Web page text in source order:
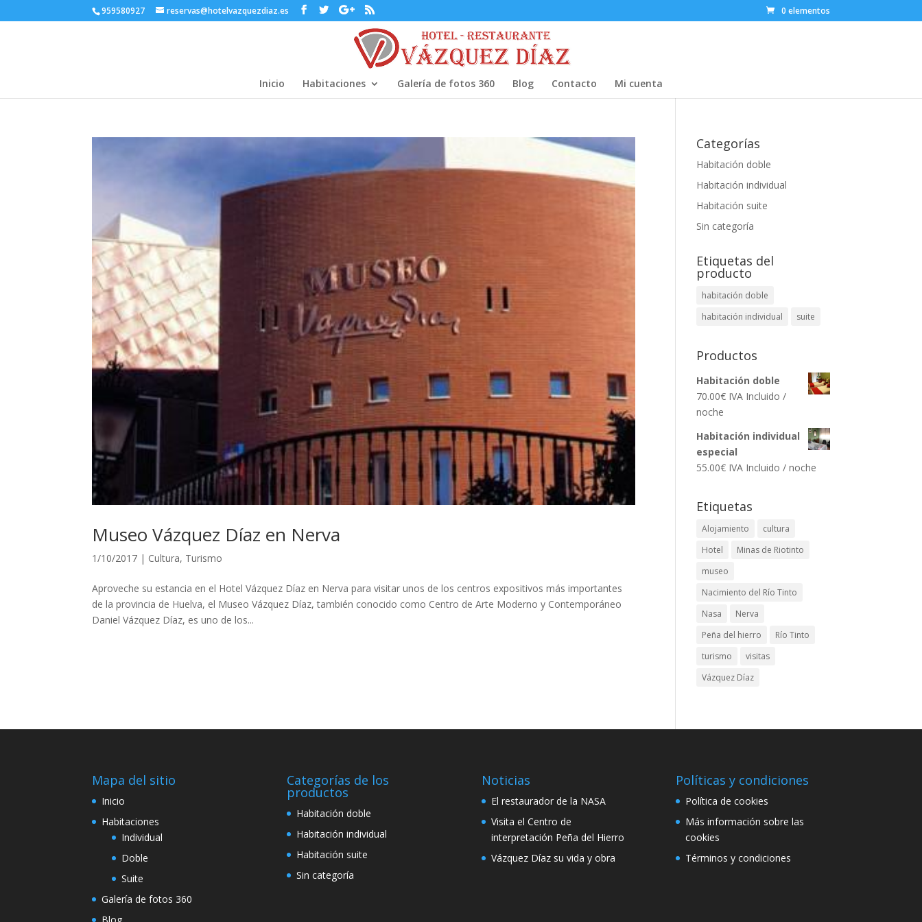
959580927 reservas@hotelvazquezdiaz.es 0 elementos
Inicio Habitaciones Galería de fotos 360 Blog Contacto Mi cuenta
Museo Vázquez Díaz en Nerva
1/10/2017 | Cultura, Turismo
Aproveche su estancia en el Hotel Vázquez Díaz en Nerva para visitar unos de los centros expositivos más importantes
de la provincia de Huelva, el Museo Vázquez Díaz, también conocido como Centro de Arte Moderno y Contemporáneo
Daniel Vázquez Díaz, es uno de los...
Categorías
Habitación doble
Habitación individual
Habitación suite
Sin categoría
Etiquetas del
producto
habitación doble
habitación individual
suite
Productos
Habitación doble
70.00€ IVA Incluido /
noche
Habitación individual
especial
55.00€ IVA Incluido / noche
Etiquetas
Alojamiento
cultura
Hotel
Minas de Riotinto
museo
Nacimiento del Río Tinto
Nasa
Nerva
Peña del hierro
Río Tinto
turismo
visitas
Vázquez Díaz
Mapa del sitio
Inicio
Habitaciones
Individual
Doble
Suite
Galería de fotos 360
Blog
Categorías de los
productos
Habitación doble
Habitación individual
Habitación suite
Sin categoría
Noticias
El restaurador de la NASA
Visita el Centro de
interpretación Peña del Hierro
Vázquez Díaz su vida y obra
Políticas y condiciones
Política de cookies
Más información sobre las
cookies
Términos y condiciones